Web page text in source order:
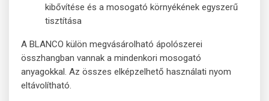
kibővítése és a mosogató környékének egyszerű
tisztítása
A BLANCO külön megvásárolható ápolószerei
összhangban vannak a mindenkori mosogató
anyagokkal. Az összes elképzelhető használati nyom
eltávolítható.